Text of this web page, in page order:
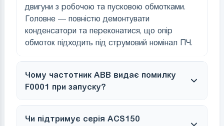
двигуни з робочою та пусковою обмотками.
Головне — повністю демонтувати
конденсатори та переконатися, що опір
обмоток підходить під струмовий номінал ПЧ.
Чому частотник ABB видає помилку
F0001 при запуску?
Чи підтримує серія ACS150